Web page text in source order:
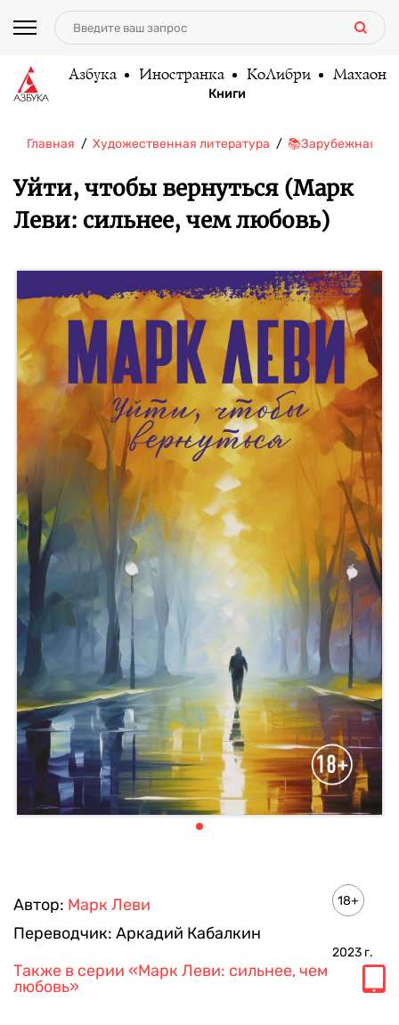
Азбука Иностранка КоЛибри Махаон
Книги
Главная Художественная литература 📚Зарубежная
Уйти, чтобы вернуться (Марк
Леви: сильнее, чем любовь)
Автор: Марк Леви
Переводчик: Аркадий Кабалкин
18+
2023 г.
Также в серии «Марк Леви: сильнее, чем
любовь»